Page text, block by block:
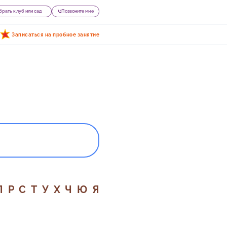
клуб или сад Позвоните мне
Записаться на пробное занятие
Р С Т У Х Ч Ю Я